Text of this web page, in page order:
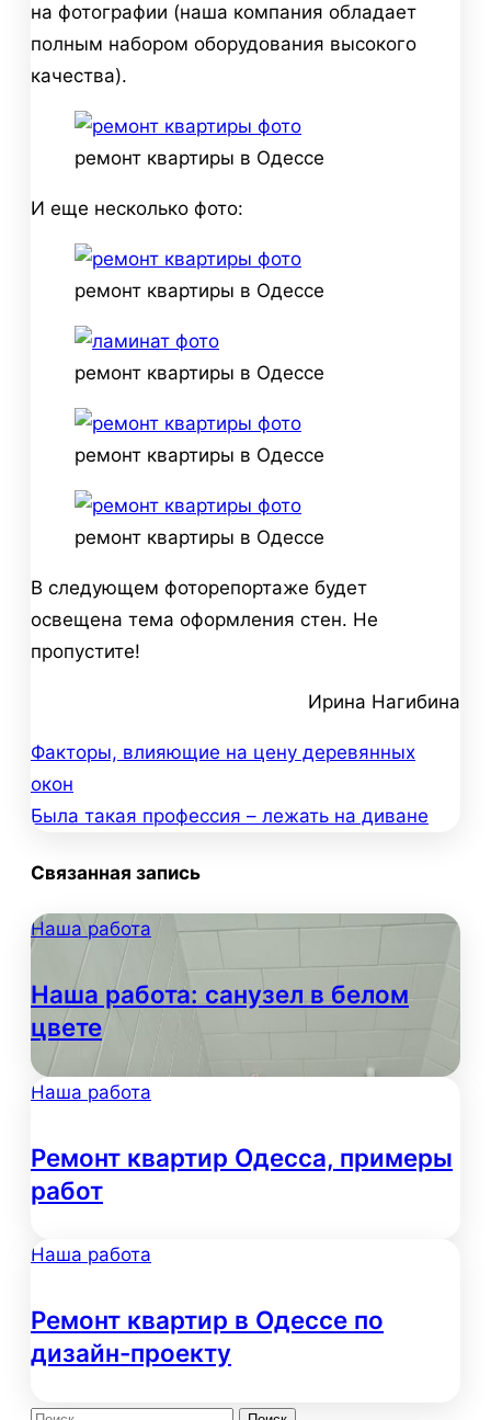
на фотографии (наша компания обладает
полным набором оборудования высокого
качества).
ремонт квартиры в Одессе
И еще несколько фото:
ремонт квартиры в Одессе
ремонт квартиры в Одессе
ремонт квартиры в Одессе
ремонт квартиры в Одессе
В следующем фоторепортаже будет
освещена тема оформления стен. Не
пропустите!
Ирина Нагибина
Навигация
по
Факторы, влияющие на цену деревянных
окон
Была такая профессия – лежать на диване
Связанная запись
Наша работа
Наша работа: санузел в белом
цвете
Наша работа
Ремонт квартир Одесса, примеры
работ
Наша работа
Ремонт квартир в Одессе по
дизайн-проекту